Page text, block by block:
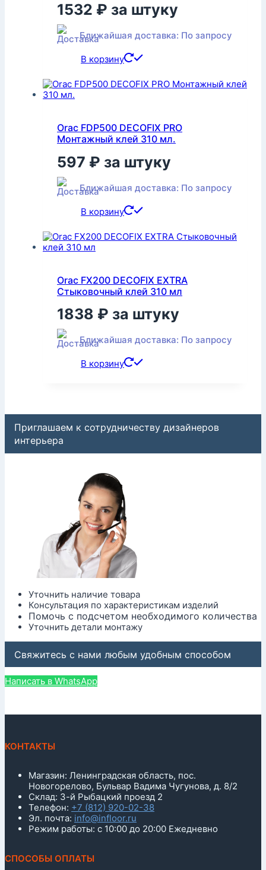
1532 ₽ за штуку
Ближайшая доставка: По запросу
В корзину
Orac FDP500 DECOFIX PRO
Монтажный клей 310 мл.
597 ₽ за штуку
Ближайшая доставка: По запросу
В корзину
Orac FX200 DECOFIX EXTRA
Стыковочный клей 310 мл
1838 ₽ за штуку
Ближайшая доставка: По запросу
В корзину
Приглашаем к сотрудничеству дизайнеров
интерьера
Уточнить наличие товара
Консультация по характеристикам изделий
Помочь с подсчетом необходимого количества
Уточнить детали монтажу
Свяжитесь с нами любым удобным способом
Написать в WhatsApp
КОНТАКТЫ
Магазин: Ленинградская область, пос.
Новогорелово, Бульвар Вадима Чугунова, д. 8/2
Склад: 3-й Рыбацкий проезд 2
Телефон: +7 (812) 920-02-38
Эл. почта: info@infloor.ru
Режим работы: с 10:00 до 20:00 Ежедневно
СПОСОБЫ ОПЛАТЫ